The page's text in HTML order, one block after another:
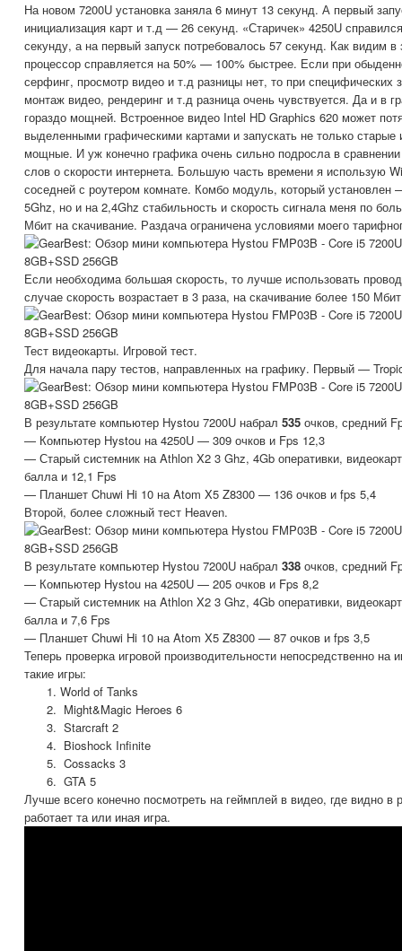
На новом 7200U установка заняла 6 минут 13 секунд. А первый
инициализация карт и т.д — 26 секунд. «Старичек» 4250U
секунду, а на первый запуск потребовалось 57 секунд. Как видим
процессор справляется на 50% — 100% быстрее. Если при
серфинг, просмотр видео и т.д разницы нет, то при специфических
монтаж видео, рендеринг и т.д разница очень чувствуется. Да и в
гораздо мощней. Встроенное видео Intel HD Graphics 620 может
выделенными графическими картами и запускать не только
мощные. И уж конечно графика очень сильно подросла в
слов о скорости интернета. Большую часть времени я использую
соседней с роутером комнате. Комбо модуль, который установлен
5Ghz, но и на 2,4Ghz стабильность и скорость сигнала меня по
Мбит на скачивание. Раздача ограничена условиями моего
Если необходима большая скорость, то лучше использовать
случае скорость возрастает в 3 раза, на скачивание более 150
Тест видеокарты. Игровой тест.
Для начала пару тестов, направленных на графику. Первый —
В результате компьютер Hystou 7200U набрал 535 очков, средний
— Компьютер Hystou на 4250U — 309 очков и Fps 12,3
— Старый системник на Athlon X2 3 Ghz, 4Gb оперативки,
балла и 12,1 Fps
— Планшет Chuwi Hi 10 на Atom X5 Z8300 — 136 очков и fps 5,4
Второй, более сложный тест Heaven.
В результате компьютер Hystou 7200U набрал 338 очков, средний
— Компьютер Hystou на 4250U — 205 очков и Fps 8,2
— Старый системник на Athlon X2 3 Ghz, 4Gb оперативки,
балла и 7,6 Fps
— Планшет Chuwi Hi 10 на Atom X5 Z8300 — 87 очков и fps 3,5
Теперь проверка игровой производительности непосредственно на
такие игры:
World of Tanks
Might&Magic Heroes 6
Starcraft 2
Bioshock Infinite
Cossacks 3
GTA 5
Лучше всего конечно посмотреть на геймплей в видео, где видно в
работает та или иная игра.